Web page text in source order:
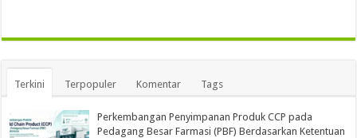
Terkini Terpopuler Komentar Tags
Perkembangan Penyimpanan Produk CCP pada
Pedagang Besar Farmasi (PBF) Berdasarkan Ketentuan